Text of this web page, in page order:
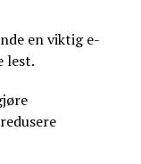
en viktig e-
lest.